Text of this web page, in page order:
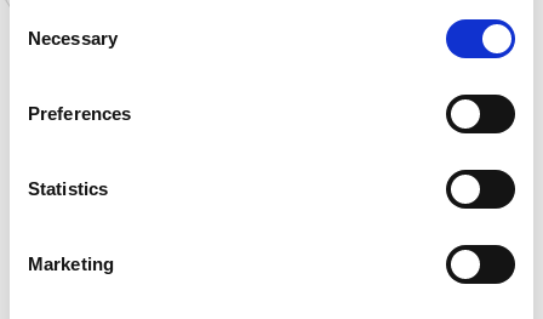
Necessary
Preferences
Statistics
Marketing
新潟県
滋賀県
©CAPCOM
© COVER